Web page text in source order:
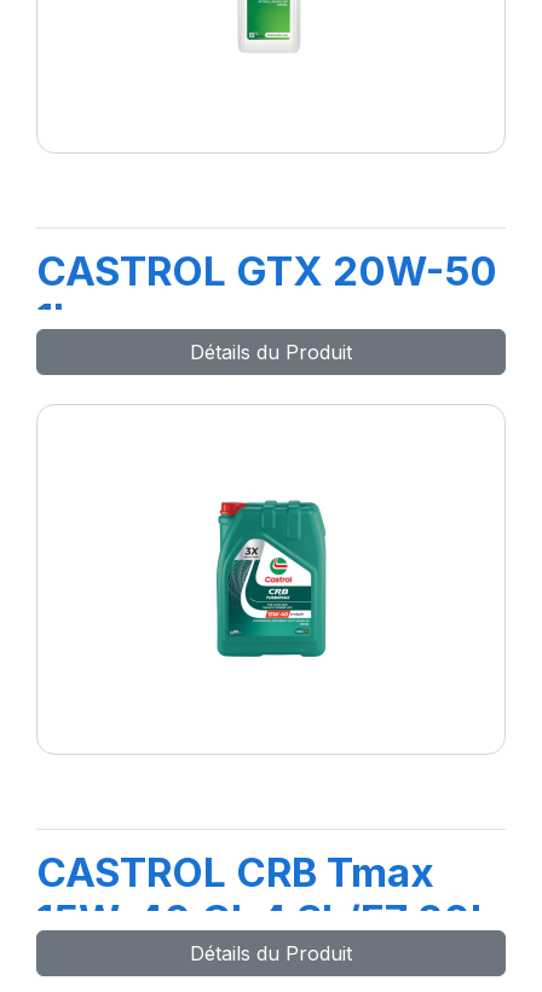
CASTROL GTX 20W-50
1L
Détails du Produit
CASTROL CRB Tmax
15W-40 CI-4 SL/E7 20L
(TR)
Détails du Produit